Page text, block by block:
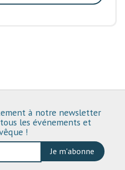
à notre newsletter
les événements et
!
Je m'abonne